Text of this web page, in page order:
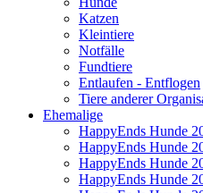
Katzen
Kleintiere
Notfälle
Fundtiere
Entlaufen - Entflogen
Tiere anderer
Ehemalige
HappyEnds Hunde
HappyEnds Hunde
HappyEnds Hunde
HappyEnds Hunde